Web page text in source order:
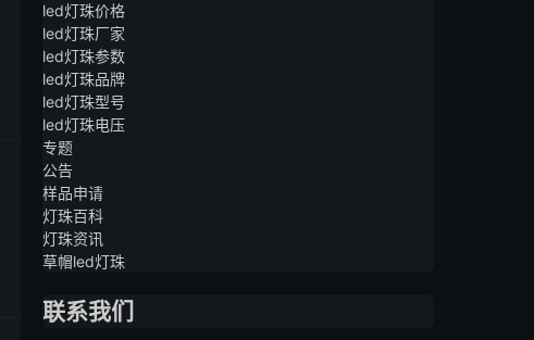
led灯珠价格
led灯珠厂家
led灯珠参数
led灯珠品牌
led灯珠型号
led灯珠电压
专题
公告
样品申请
灯珠百科
灯珠资讯
草帽led灯珠
联系我们